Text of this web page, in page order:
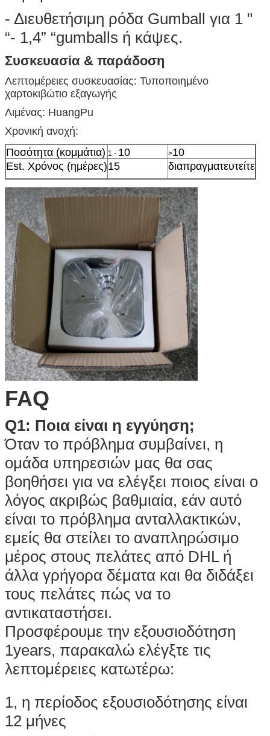
- Διευθετήσιμη ρόδα Gumball για 1 "
“- 1,4” “gumballs ή κάψες.
Συσκευασία & παράδοση
Λεπτομέρειες συσκευασίας: Τυποποιημένο
χαρτοκιβώτιο εξαγωγής
Λιμένας: HuangPu
Χρονική ανοχή:
Ποσότητα (κομμάτια) 1 - 10 >10
Est. Χρόνος (ημέρες)15 διαπραγματευτείτε
FAQ
Q1: Ποια είναι η εγγύηση;
Όταν το πρόβλημα συμβαίνει, η
ομάδα υπηρεσιών μας θα σας
βοηθήσει για να ελέγξει ποιος είναι ο
λόγος ακριβώς βαθμιαία, εάν αυτό
είναι το πρόβλημα ανταλλακτικών,
εμείς θα στείλει το αναπληρώσιμο
μέρος στους πελάτες από DHL ή
άλλα γρήγορα δέματα και θα διδάξει
τους πελάτες πώς να το
αντικαταστήσει.
Προσφέρουμε την εξουσιοδότηση
1years, παρακαλώ ελέγξτε τις
λεπτομέρειες κατωτέρω:
1, η περίοδος εξουσιοδότησης είναι
12 μήνες